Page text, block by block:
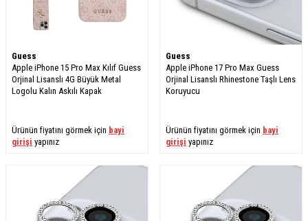
Guess
Apple iPhone 15 Pro Max Kılıf Guess
Orjinal Lisanslı 4G Büyük Metal
Logolu Kalın Askılı Kapak
Ürünün fiyatını görmek için bayi
girişi yapınız
Guess
Apple iPhone 17 Pro Max Guess
Orjinal Lisanslı Rhinestone Taşlı Lens
Koruyucu
Ürünün fiyatını görmek için bayi
girişi yapınız